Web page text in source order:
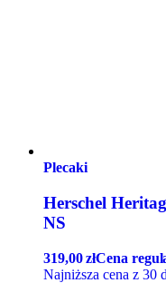
Plecaki
Herschel
NS
319,00złCena
Najniższa cena z 30